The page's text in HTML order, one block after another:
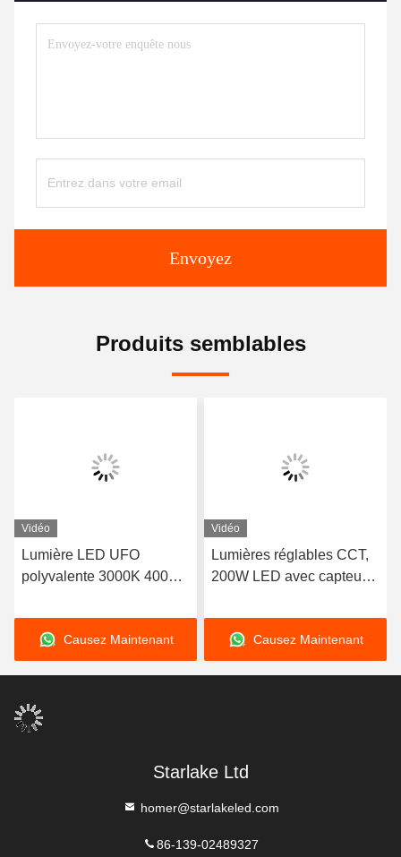
Envoyez
Produits semblables
Vidéo
Lumière LED UFO
polyvalente 3000K 4000K
/ entrepôts / garages
Causez Maintenant
Vidéo
Lumières réglables CCT,
200W LED avec capteur
Causez Maintenant
Starlake Ltd
homer@starlakeled.com
86-139-02489327